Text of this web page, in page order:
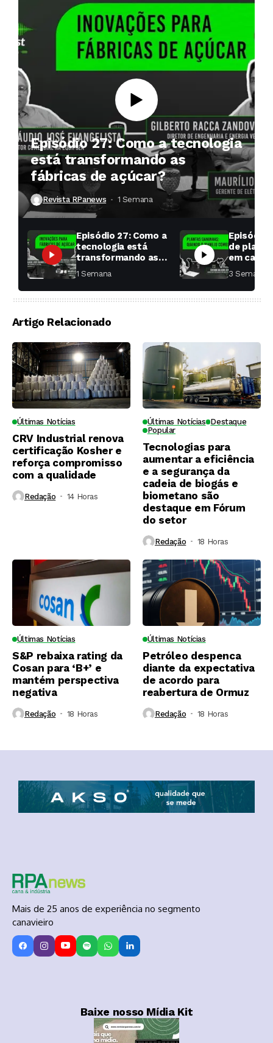
Episódio 27: Como a tecnologia
está transformando as
fábricas de açúcar?
Revista RPanews 1 Semana ⁮
Episódio 27: Como a
tecnologia está
transformando as
fábricas de açúcar?
1 Semana ⁮
Episódio
de
em cana:
começar
toda a
3 Semanas ⁮
Artigo Relacionado
Últimas Notícias
CRV Industrial renova
certificação Kosher e
reforça compromisso
com a qualidade
Redação 14 Horas ⁮
Últimas Notícias Destaque
Popular
Tecnologias para
aumentar a eficiência
e a segurança da
cadeia de biogás e
biometano são
destaque em Fórum
do setor
Redação 18 Horas ⁮
Últimas Notícias
S&P rebaixa rating da
Cosan para ‘B+’ e
mantém perspectiva
negativa
Redação 18 Horas ⁮
Últimas Notícias
Petróleo despenca
diante da expectativa
de acordo para
reabertura de Ormuz
Redação 18 Horas ⁮
Mais de 25 anos de experiência no segmento
canavieiro
Baixe nosso Mídia Kit